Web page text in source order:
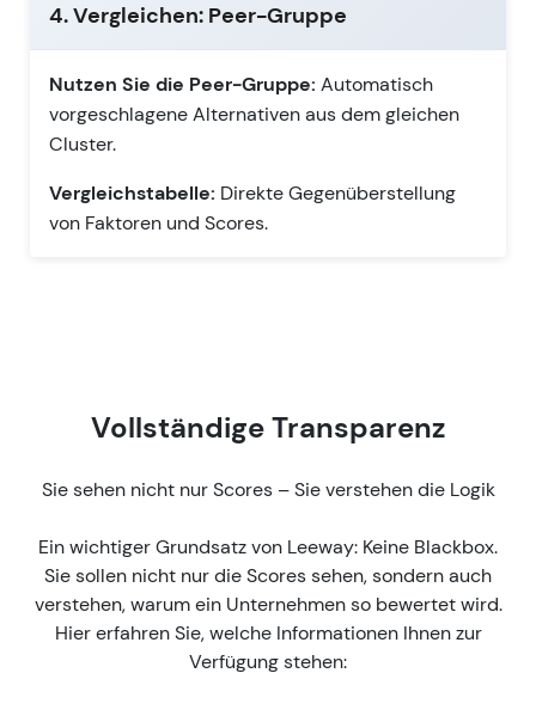
4. Vergleichen: Peer-Gruppe
Nutzen Sie die Peer-Gruppe: Automatisch
vorgeschlagene Alternativen aus dem gleichen
Cluster.
Vergleichstabelle: Direkte Gegenüberstellung
von Faktoren und Scores.
Vollständige Transparenz
Sie sehen nicht nur Scores – Sie verstehen die Logik
Ein wichtiger Grundsatz von Leeway: Keine Blackbox.
Sie sollen nicht nur die Scores sehen, sondern auch
verstehen, warum ein Unternehmen so bewertet wird.
Hier erfahren Sie, welche Informationen Ihnen zur
Verfügung stehen: